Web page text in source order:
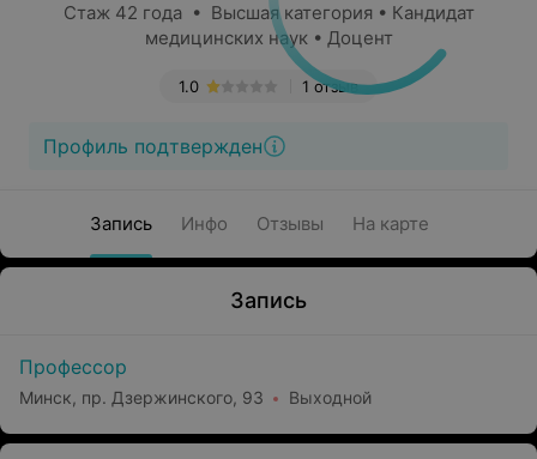
Стаж 42 года • Высшая категория • Кандидат
медицинских наук • Доцент
1 отзыв
1.0
Профиль подтвержден
Запись Инфо Отзывы На карте
Запись
Профессор
Минск, пр. Дзержинского, 93 Выходной